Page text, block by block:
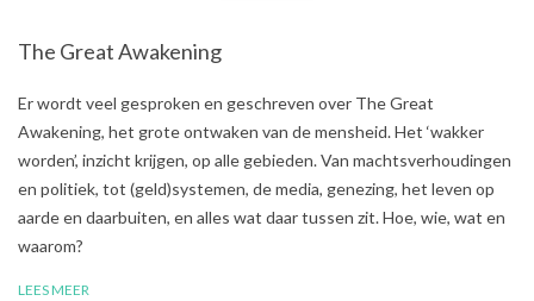
The Great Awakening
2021-
03-
Er wordt veel gesproken en geschreven over The Great
Awakening, het grote ontwaken van de mensheid. Het ‘wakker
worden’, inzicht krijgen, op alle gebieden. Van machtsverhoudingen
en politiek, tot (geld)systemen, de media, genezing, het leven op
aarde en daarbuiten, en alles wat daar tussen zit. Hoe, wie, wat en
waarom?
LEES MEER